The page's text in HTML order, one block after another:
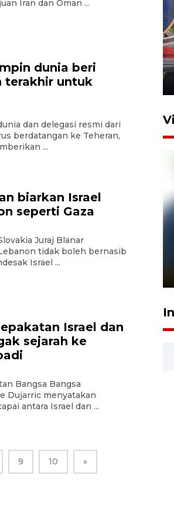
Iran dan Oman ...
dunia beri
terakhir untuk
dan delegasi resmi dari
berdatangan ke Teheran,
...
biarkan Israel
seperti Gaza
Juraj Blanar
tidak boleh bernasib
Israel ...
Israel dan
sejarah ke
Bangsa Bangsa
Dujarric menyatakan
antara Israel dan ...
9 10 »
Bogor
18:49
Filaha Farm setia
8 tahan?